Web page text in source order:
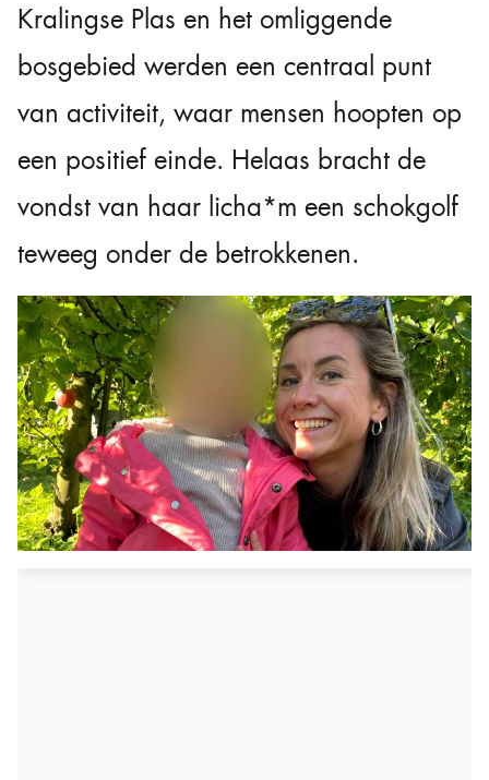
Kralingse Plas en het omliggende
bosgebied werden een centraal punt
van activiteit, waar mensen hoopten op
een positief einde. Helaas bracht de
vondst van haar licha*m een schokgolf
teweeg onder de betrokkenen.